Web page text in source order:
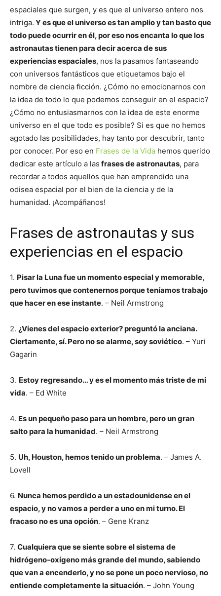
espaciales que surgen, y es que el universo entero nos
intriga. Y es que el universo es tan amplio y tan basto que
todo puede ocurrir en él, por eso nos encanta lo que los
astronautas tienen para decir acerca de sus
experiencias espaciales, nos la pasamos fantaseando
con universos fantásticos que etiquetamos bajo el
nombre de ciencia ficción. ¿Cómo no emocionarnos con
la idea de todo lo que podemos conseguir en el espacio?
¿Cómo no entusiasmarnos con la idea de este enorme
universo en el que todo es posible? Si es que no hemos
agotado las posibilidades, hay tanto por descubrir, tanto
por conocer. Por eso en Frases de la Vida hemos querido
dedicar este artículo a las frases de astronautas, para
recordar a todos aquellos que han emprendido una
odisea espacial por el bien de la ciencia y de la
humanidad. ¡Acompáñanos!
Frases de astronautas y sus
experiencias en el espacio
1. Pisar la Luna fue un momento especial y memorable,
pero tuvimos que contenernos porque teníamos trabajo
que hacer en ese instante. – Neil Armstrong
2. ¿Vienes del espacio exterior? preguntó la anciana.
Ciertamente, sí. Pero no se alarme, soy soviético. – Yuri
Gagarin
3. Estoy regresando… y es el momento más triste de mi
vida. – Ed White
4. Es un pequeño paso para un hombre, pero un gran
salto para la humanidad. – Neil Armstrong
5. Uh, Houston, hemos tenido un problema. – James A.
Lovell
6. Nunca hemos perdido a un estadounidense en el
espacio, y no vamos a perder a uno en mi turno. El
fracaso no es una opción. – Gene Kranz
7. Cualquiera que se siente sobre el sistema de
hidrógeno-oxígeno más grande del mundo, sabiendo
que van a encenderlo, y no se pone un poco nervioso, no
entiende completamente la situación. – John Young